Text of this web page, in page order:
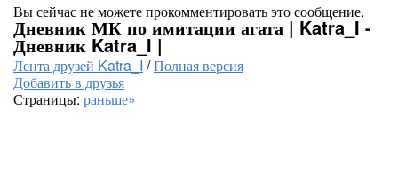
Вы сейчас не можете прокомментировать это сообщение.
Дневник МК по имитации агата | Katra_I -
Дневник Katra_I |
Лента друзей Katra_I /Полная версия
Добавить в друзья
Страницы: раньше»